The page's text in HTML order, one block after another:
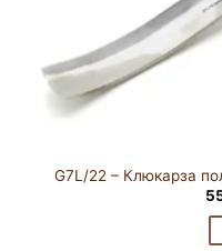
G7L/22 – Клюкарза